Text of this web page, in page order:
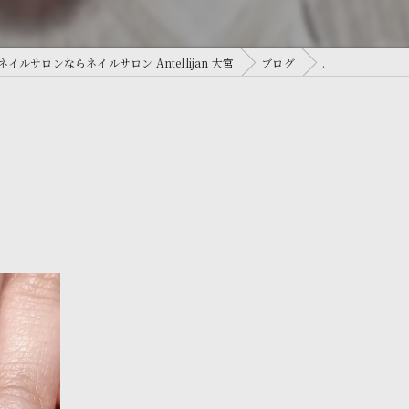
イルサロンならネイルサロン Antellijan 大宮 ブログ .